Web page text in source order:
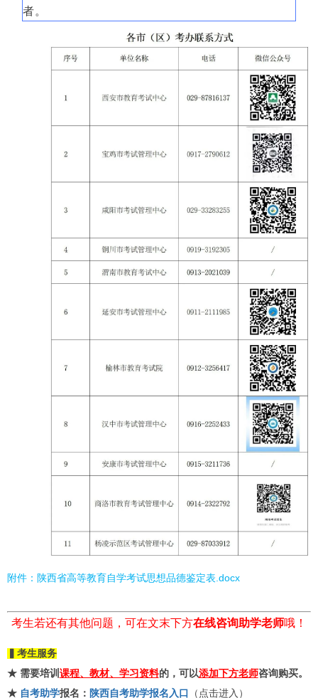
者。
附件： 陕西省高等教育自学考试思想品德鉴定表.docx
考生若还有其他问题，可在文末下方在线咨询助学老师哦！
▍考生服务
★ 需要培训 课程、教材、学习资料的，可以添加下方老师咨询购买。
★ 自考助学报名： 陕西自考助学报名入口 （点击进入）